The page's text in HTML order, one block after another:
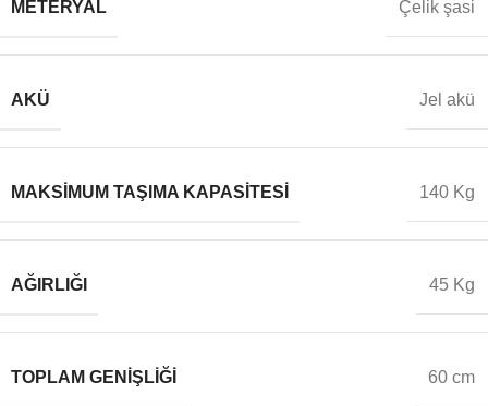
METERYAL Çelik şasi
AKÜ Jel akü
MAKSIMUM TAŞIMA KAPASITESI 140 Kg
AĞIRLIĞI 45 Kg
TOPLAM GENIŞLIĞI 60 cm